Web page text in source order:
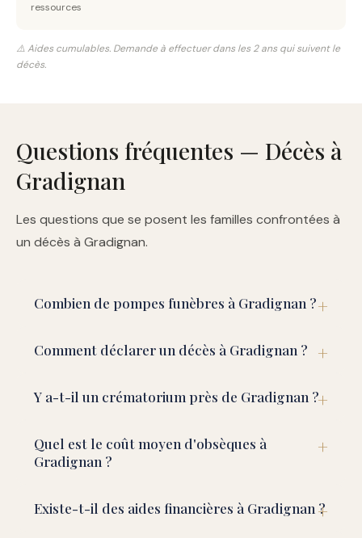
ressources
⚠️ Aides cumulables. Demande à effectuer dans les 2 ans qui suivent le
décès.
Questions fréquentes — Décès à
Gradignan
Les questions que se posent les familles confrontées à
un décès à Gradignan.
Combien de pompes funèbres à Gradignan ?
Comment déclarer un décès à Gradignan ?
Y a-t-il un crématorium près de Gradignan ?
Quel est le coût moyen d'obsèques à
Gradignan ?
Existe-t-il des aides financières à Gradignan ?